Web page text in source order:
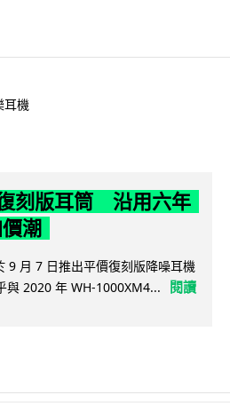
耳機
刻版耳筒 沿用六年
潮
9 月 7 日推出平價復刻版降噪耳機
與 2020 年 WH-1000XM4...
閱讀